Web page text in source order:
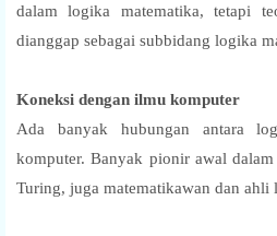
dalam logika matematika, tetapi
dianggap sebagai subbidang logika
Koneksi dengan ilmu komputer
Ada banyak hubungan antara
komputer. Banyak pionir awal
Turing, juga matematikawan dan ahli